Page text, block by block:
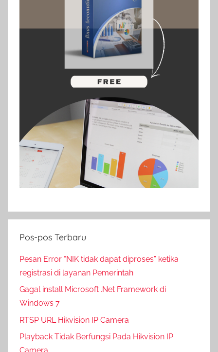
Pos-pos Terbaru
Pesan Error “NIK tidak dapat diproses” ketika
registrasi di layanan Pemerintah
Gagal install Microsoft .Net Framework di
Windows 7
RTSP URL Hikvision IP Camera
Playback Tidak Berfungsi Pada Hikvision IP